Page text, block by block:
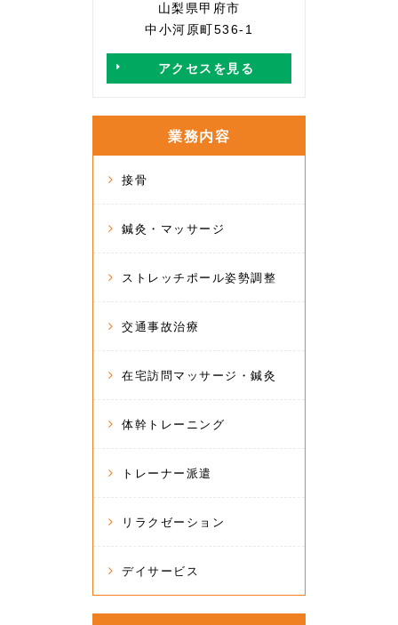
山梨県甲府市
中小河原町536-1
アクセスを見る
業務内容
接骨
鍼灸・マッサージ
ストレッチポール姿勢調整
交通事故治療
在宅訪問マッサージ・鍼灸
体幹トレーニング
トレーナー派遣
リラクゼーション
デイサービス